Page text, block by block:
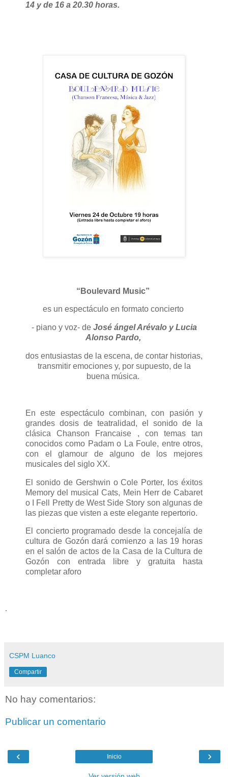
14 y de 16 a 20.30 horas.
“Boulevard Music”
es un espectáculo en formato concierto
- piano y voz- de José ángel Arévalo y Lucia
Alonso Pardo,
dos entusiastas de la escena, de contar historias,
transmitir emociones y, por supuesto, de la
buena música.
En este espectáculo combinan, con pasión y
grandes dosis de teatralidad, el sonido de la
clásica Chanson Francaise , con temas tan
conocidos como Padam o La Foule, entre otros,
con el glamour de alguno de los mejores
musicales del siglo XX.
El sonido de Gershwin o Cole Porter, los éxitos
Memory del musical Cats, Mein Herr de Cabaret
o I Fell Pretty de West Side Story son algunas de
las piezas que visten a este elegante repertorio.
El concierto programado desde la concejalía de
cultura de Gozón dará comienzo a las 19 horas
en el salón de actos de la Casa de la Cultura de
Gozón con entrada libre y gratuita hasta
completar aforo
.
CSPM Luanco
Compartir
No hay comentarios:
Publicar un comentario
‹ ›
Inicio